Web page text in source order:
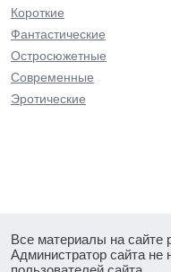
Короткие
Фантастические
Остросюжетные
Современные
Эротические
Все материалы на сайте
Администратор сайта не